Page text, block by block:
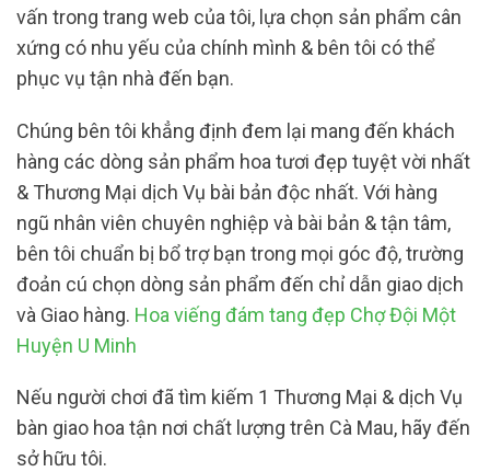
vấn trong trang web của tôi, lựa chọn sản phẩm cân
xứng có nhu yếu của chính mình & bên tôi có thể
phục vụ tận nhà đến bạn.
Chúng bên tôi khẳng định đem lại mang đến khách
hàng các dòng sản phẩm hoa tươi đẹp tuyệt vời nhất
& Thương Mại dịch Vụ bài bản độc nhất. Với hàng
ngũ nhân viên chuyên nghiệp và bài bản & tận tâm,
bên tôi chuẩn bị bổ trợ bạn trong mọi góc độ, trường
đoản cú chọn dòng sản phẩm đến chỉ dẫn giao dịch
và Giao hàng. Hoa viếng đám tang đẹp Chợ Đội Một
Huyện U Minh
Nếu người chơi đã tìm kiếm 1 Thương Mại & dịch Vụ
bàn giao hoa tận nơi chất lượng trên Cà Mau, hãy đến
sở hữu tôi.